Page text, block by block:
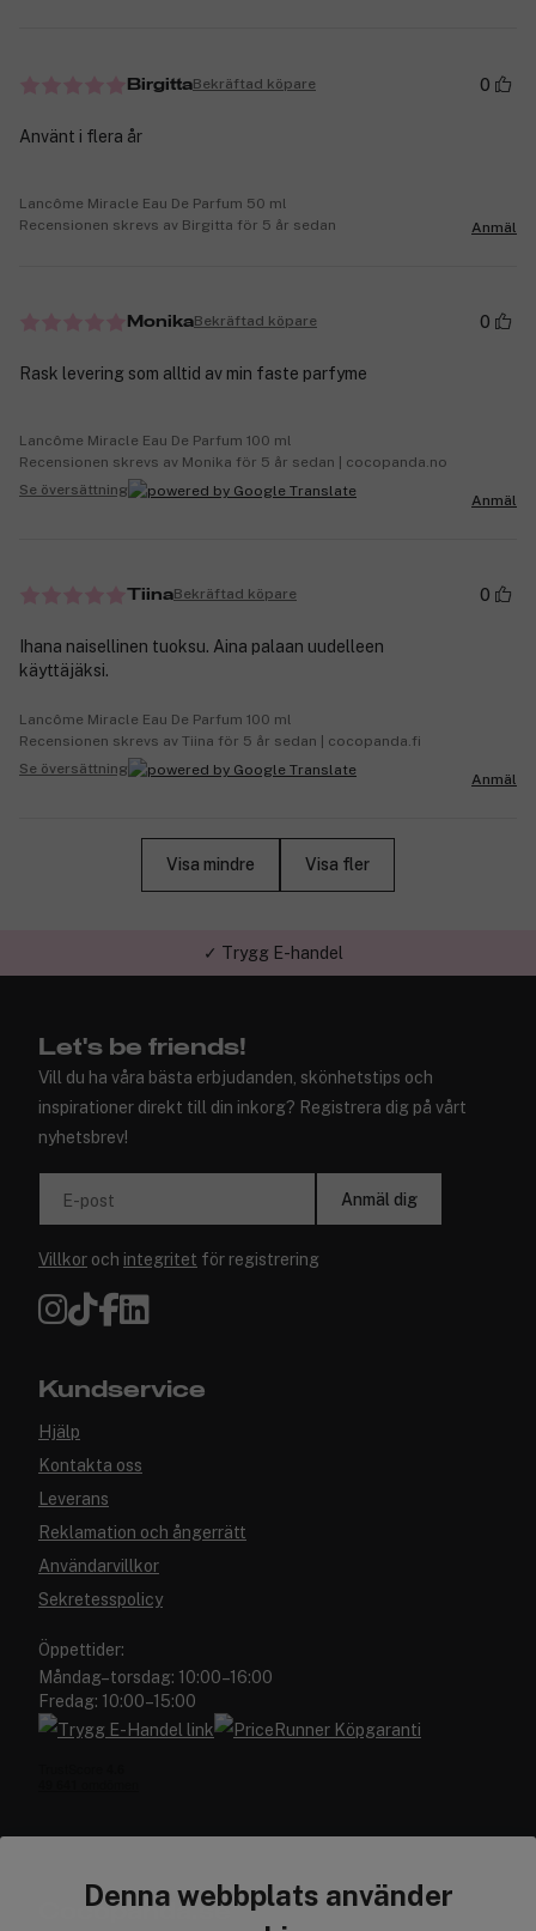
Denna webbplats använder
BirgittaBekräftad köpare 0
Använt i flera år
Lancôme Miracle Eau De Parfum 50 ml
Recensionen skrevs av Birgitta för 5 år sedan
Anmäl
MonikaBekräftad köpare 0
Rask levering som alltid av min faste parfyme
Lancôme Miracle Eau De Parfum 100 ml
Recensionen skrevs av Monika för 5 år sedan | cocopanda.no
Se översättning
Anmäl
TiinaBekräftad köpare 0
Ihana naisellinen tuoksu. Aina palaan uudelleen
käyttäjäksi.
Lancôme Miracle Eau De Parfum 100 ml
Recensionen skrevs av Tiina för 5 år sedan | cocopanda.fi
Se översättning
Anmäl
Visa mindre Visa fler
✓ Trygg E-handel
Let's be friends!
Vill du ha våra bästa erbjudanden, skönhetstips och
inspirationer direkt till din inkorg? Registrera dig på vårt
nyhetsbrev!
E-post Anmäl dig
Villkor och integritet för registrering
Kundservice
Hjälp
Kontakta oss
Leverans
Reklamation och ångerrätt
Användarvillkor
Sekretesspolicy
Öppettider:
Måndag–torsdag: 10:00–16:00
Fredag: 10:00–15:00
Cocopanda.se